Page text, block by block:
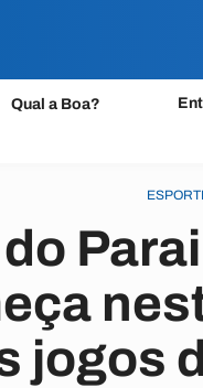
Qual a Boa?
jogos